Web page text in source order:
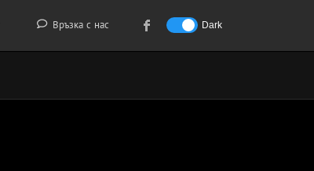
Връзка с нас Dark